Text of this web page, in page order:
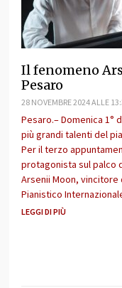
Il fenomeno
Pesaro
28 NOVEMBRE 2024 ALLE
Pesaro.– Domenica 1°
più grandi talenti del
Per il terzo
protagonista sul palco
Arsenii Moon, vincitore
Pianistico
LEGGI DI PIÙ